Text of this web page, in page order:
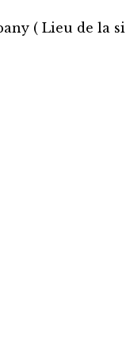
( Lieu de la